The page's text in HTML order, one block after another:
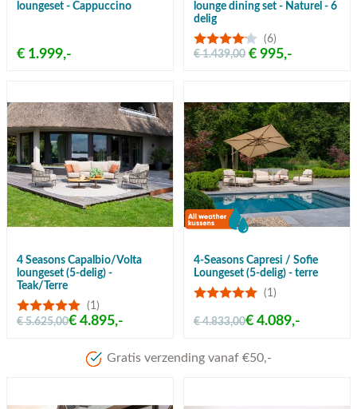
loungeset - Cappuccino
€ 1.999,-
lounge dining set - Naturel - 6
delig
(6)
€ 995,-
€ 1.439,00
4 Seasons Capalbio/Volta
loungeset (5-delig) -
Teak/Terre
(1)
€ 5.625,00€ 4.895,-
4-Seasons Capresi / Sofie
Loungeset (5-delig) - terre
(1)
€ 4.833,00€ 4.089,-
Meer dan 80 jaar ervaring